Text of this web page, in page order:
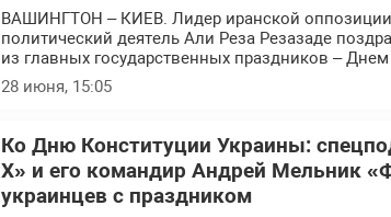
ВАШИНГТОН – КИЕВ. Лидер иранской
политический деятель Али Реза Резазаде
из главных государственных праздников –
28 июня, 15:05
Ко Дню Конституции Украины:
Х» и его командир Андрей Мельник
украинцев с праздником